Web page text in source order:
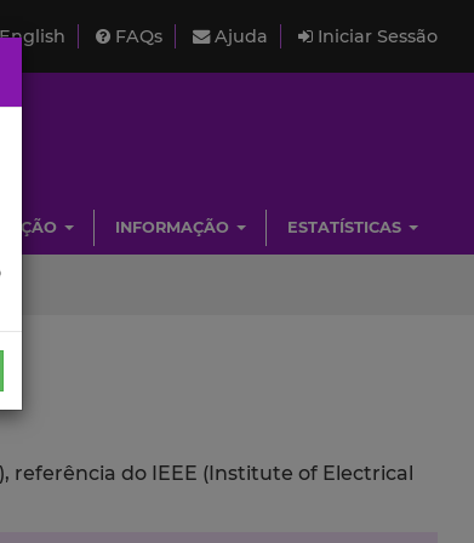
FAQs Ajuda Iniciar Sessão
INFORMAÇÃO ESTATÍSTICAS
referência do IEEE (Institute of Electrical